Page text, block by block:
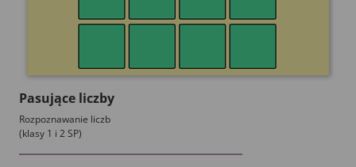
Pasujące liczby
Rozpoznawanie liczb
(klasy 1 i 2 SP)